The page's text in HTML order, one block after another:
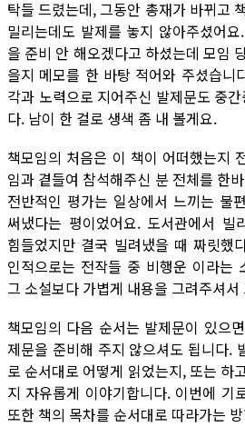
탁들 드렸는데, 그동안 총재가 바뀌고
밀리는데도 발제를 놓지 않아주셨어
을 준비 안 해오겠다고 하셨는데 모임
을지 메모를 한 바탕 적어와 주셨습
각과 노력으로 지어주신 발제문도 중
다. 남이 한 걸로 생색 좀 내 볼게요.
책모임의 처음은 이 책이 어떠했는지
임과 곁들여 참석해주신 분 전체를 한
전반적인 평가는 일상에서 느끼는 불
써냈다는 평이었어요. 도서관에서 빌
힘들었지만 결국 빌려냈을 때 짜릿했
인적으로는 전작들 중 비행운 이라는
그 소설보다 가볍게 내용을 그려주셔
책모임의 다음 순서는 발제문이 있으
제문을 준비해 주지 않으셔도 됩니다.
로 순서대로 어떻게 읽었는지, 또는 하
지 자유롭게 이야기합니다. 이번에 기
또한 책의 목차를 순서대로 따라가는